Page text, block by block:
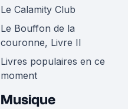
Le Calamity Club
Le Bouffon de la
couronne, Livre II
Livres populaires en ce
moment
Musique